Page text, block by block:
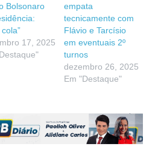
Bolsonaro
17, 2025
empata
tecnicamente com
Flávio e Tarcísio
em eventuais 2º
turnos
dezembro 26, 2025
Em "Destaque"